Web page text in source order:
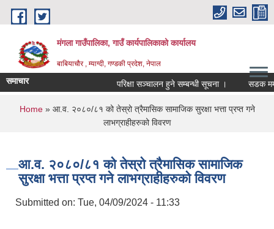
Skip to main content
मंगला गाउँपालिका, गाउँ कार्यपालिकाको कार्यालय
बाबियाचौर , म्याग्दी, गण्डकी प्रदेश, नेपाल
समाचार परिक्षा सञ्चालन हुने सम्बन्धी सूचना । सडक
You are here
Home» आ.व. २०८०/८१ को तेस्रो त्रैमासिक सामाजिक सुरक्षा भत्ता प्रप्त गने
लाभग्राहीहरुको विवरण
आ.व. २०८०/८१ को तेस्रो त्रैमासिक सामाजिक
सुरक्षा भत्ता प्रप्त गने लाभग्राहीहरुको विवरण
Submitted on: Tue, 04/09/2024 - 11:33